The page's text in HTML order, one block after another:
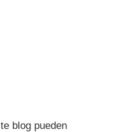
blog pueden